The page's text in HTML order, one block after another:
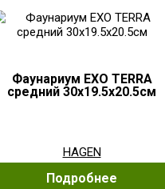
Фаунариум EXO TERRA
средний 30х19.5х20.5см
HAGEN
Подробнее